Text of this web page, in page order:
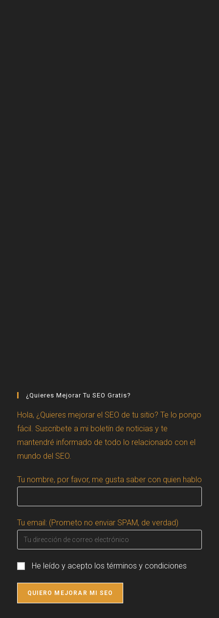
¿Quieres Mejorar Tu SEO Gratis?
Hola, ¿Quieres mejorar el SEO de tu sitio? Te lo pongo
fácil. Suscribete a mi boletín de noticias y te
mantendré informado de todo lo relacionado con el
mundo del SEO.
Tu nombre, por favor, me gusta saber con quien hablo
Tu email: (Prometo no enviar SPAM, de verdad)
He leído y acepto los términos y condiciones